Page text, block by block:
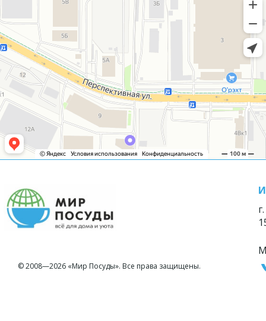
© 2008—2026 «Мир Посуды». Все права защищены.